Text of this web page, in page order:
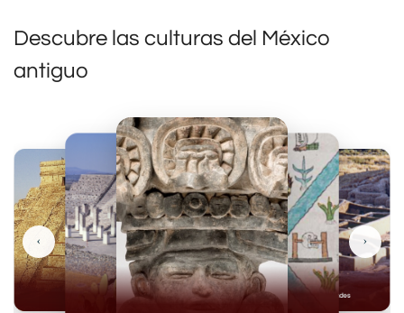
Descubre las culturas del México
antiguo
Teotihuacan
‹ ›